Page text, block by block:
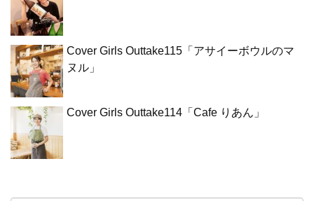
Cover Girls Outtake115「アサイーボウルのマ
ヌル」
Cover Girls Outtake114「Cafe りあん」